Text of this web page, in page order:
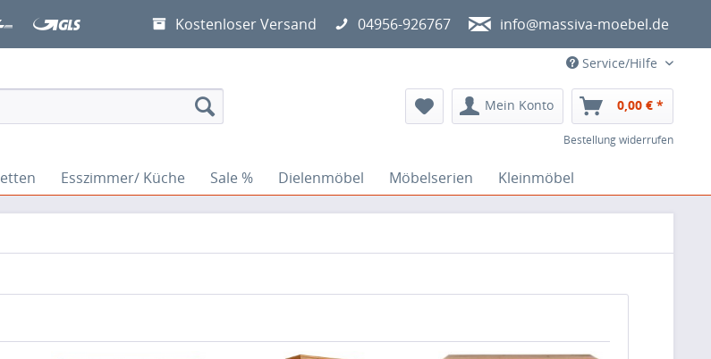
Kostenloser Versand 04956-926767 info@massiva-moebel.de
Service/Hilfe
Mein Konto 0,00 € *
Bestellung widerrufen
Esszimmer/ Küche Sale % Dielenmöbel Möbelserien Kleinmöbel